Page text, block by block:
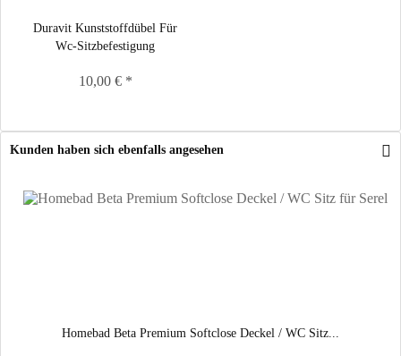
Duravit Kunststoffdübel Für
Wc-Sitzbefestigung
10,00 € *
Kunden haben sich ebenfalls angesehen
Homebad Beta Premium Softclose Deckel / WC Sitz...